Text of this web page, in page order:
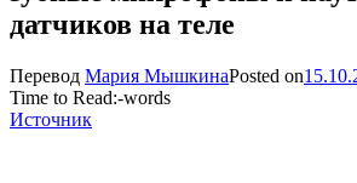
датчиков на теле
Перевод Мария МышкинаPosted on
Time to Read:-words
Источник